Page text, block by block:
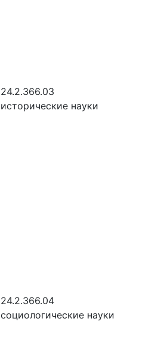
24.2.366.03
исторические науки
24.2.366.04
социологические науки